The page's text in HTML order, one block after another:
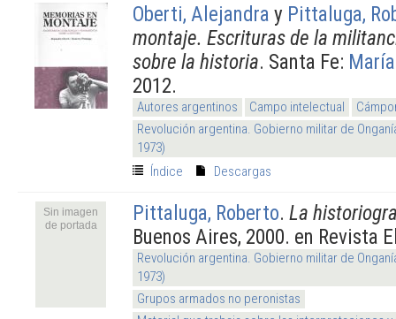
Oberti, Alejandra y Pittaluga,
montaje. Escrituras de la
sobre la historia. Santa Fe:
2012.
Autores argentinos Campo intelectual
Revolución argentina. Gobierno militar de
1973)
Índice
Descargas
Sin imagen
de portada
Pittaluga, Roberto. La
Buenos Aires, 2000. en Revista
Revolución argentina. Gobierno militar de
1973)
Grupos armados no peronistas